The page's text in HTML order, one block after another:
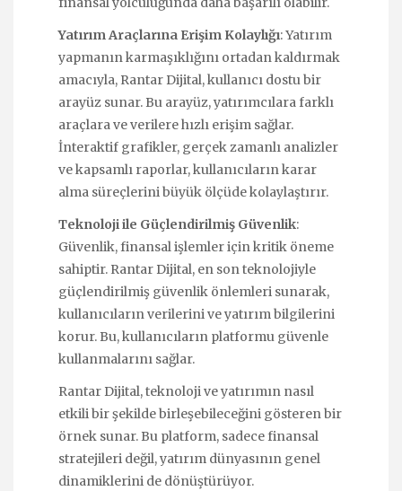
Yatırım Araçlarına Erişim Kolaylığı: Yatırım
yapmanın karmaşıklığını ortadan kaldırmak
amacıyla, Rantar Dijital, kullanıcı dostu bir
arayüz sunar. Bu arayüz, yatırımcılara farklı
araçlara ve verilere hızlı erişim sağlar.
İnteraktif grafikler, gerçek zamanlı analizler
ve kapsamlı raporlar, kullanıcıların karar
alma süreçlerini büyük ölçüde kolaylaştırır.
Teknoloji ile Güçlendirilmiş Güvenlik:
Güvenlik, finansal işlemler için kritik öneme
sahiptir. Rantar Dijital, en son teknolojiyle
güçlendirilmiş güvenlik önlemleri sunarak,
kullanıcıların verilerini ve yatırım bilgilerini
korur. Bu, kullanıcıların platformu güvenle
kullanmalarını sağlar.
Rantar Dijital, teknoloji ve yatırımın nasıl
etkili bir şekilde birleşebileceğini gösteren bir
örnek sunar. Bu platform, sadece finansal
stratejileri değil, yatırım dünyasının genel
dinamiklerini de dönüştürüyor.